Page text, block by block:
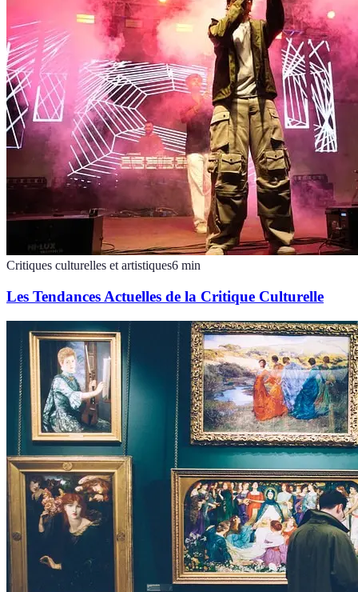
Critiques culturelles et artistiques6 min
Les Tendances Actuelles de la Critique Culturelle